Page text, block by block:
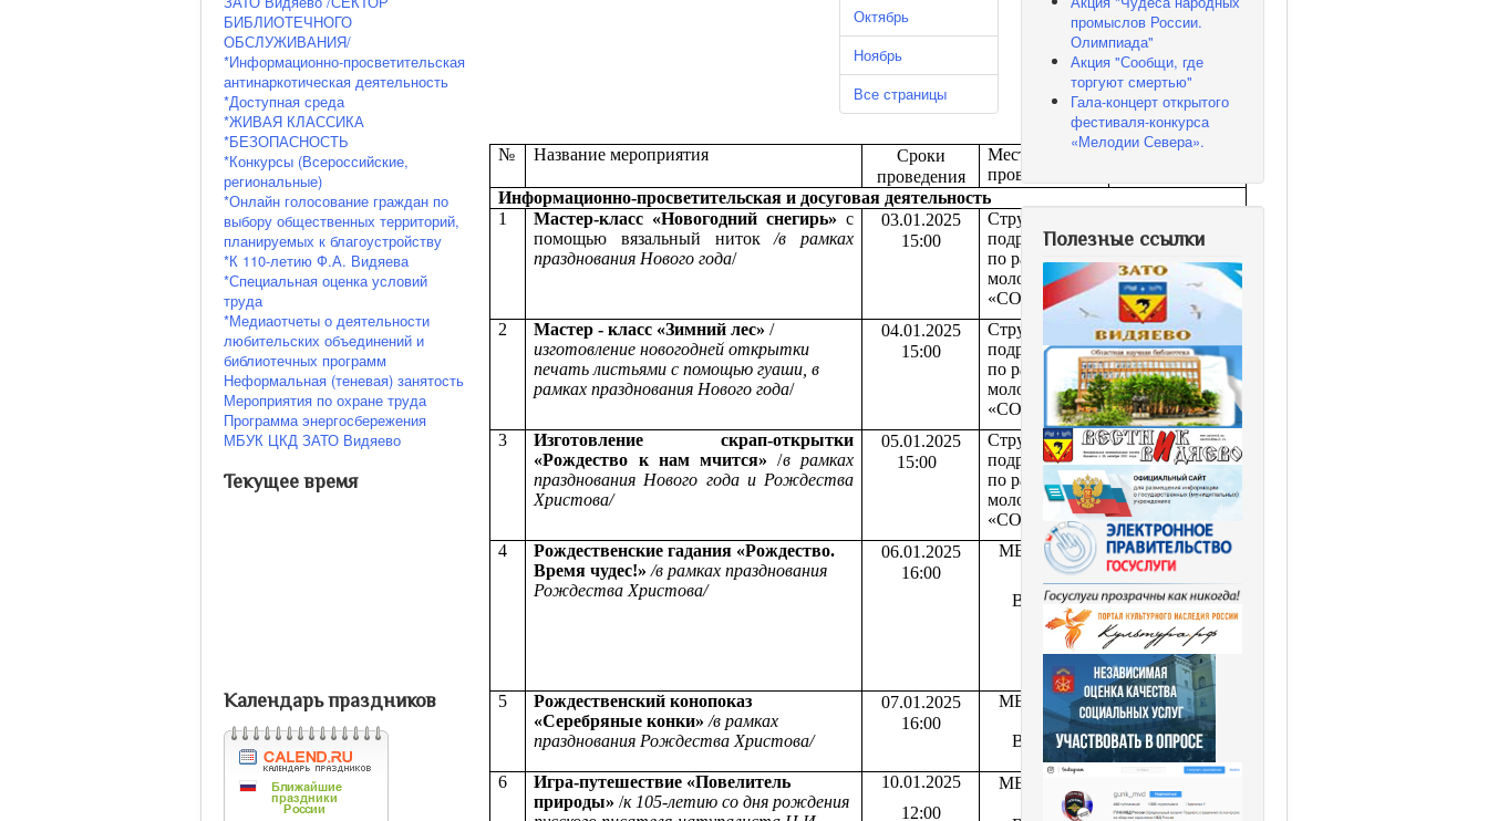
БИБЛИОТЕЧНОГО
ОБСЛУЖИВАНИЯ/
*Информационно-просветительская
антинаркотическая деятельность
*Доступная среда
*ЖИВАЯ КЛАССИКА
*БЕЗОПАСНОСТЬ
*Конкурсы (Всероссийские,
региональные)
*Онлайн голосование граждан по
выбору общественных территорий,
планируемых к благоустройству
*К 110-летию Ф.А. Видяева
*Специальная оценка условий
труда
*Медиаотчеты о деятельности
любительских объединений и
библиотечных программ
Неформальная (теневая) занятость
Мероприятия по охране труда
Программа энергосбережения
МБУК ЦКД ЗАТО Видяево
Текущее время
Календарь праздников
Октябрь
Ноябрь
Все страницы
№ Название мероприятия
Сроки
проведения
Место
проведения
Ответственный
Информационно-просветительская и досуговая деятельность
1
Мастер-класс «Новогодний снегирь» с
помощью вязальный ниток/в рамках
празднования Нового года/
03.01.2025
15:00
Структурное
подразделение
по работе с
молодежью
«СОПКИ»
специалист по
работе с
молодежью
Ильина Г.А.
2
Мастер - класс «Зимний лес» /
изготовление новогодней открытки
печать листьями с помощью гуаши, в
рамках празднования Нового года/
04.01.2025
15:00
Структурное
подразделение
по работе с
молодежью
«СОПКИ»
Ведущий
специалист по
работе с
молодежью
Ильина Г.А.
3
Изготовление скрап-открытки
«Рождество к нам мчится» /в рамках
празднования Нового года и Рождества
Христова/
05.01.2025
15:00
Структурное
подразделение
по работе с
молодежью
«СОПКИ»
Ведущий
специалист по
работе с
молодежью
Ильина Г.А.
4
Рождественские гадания «Рождество.
Время чудес!» /в рамках празднования
Рождества Христова/
06.01.2025
16:00
МБУК ЦКД
ЗАТО
Видяево
Библиотекарь
взрослого
абонемента
СБО
Колесникова
О.М.
5
Рождественский конопоказ
«Серебряные конки» /в рамках
празднования Рождества Христова/
07.01.2025
16:00
МБУК ЦКД
ЗАТО
Видяево
Методист
клубного
учреждения
Бузова М.С.
6
Игра-путешествие «Повелитель
природы» /к 105-летию со дня рождения
10.01.2025
12:00
МБУК ЦКД
ЗАТО
детского
промыслов России.
Олимпиада"
Акция "Сообщи, где
торгуют смертью"
Гала-концерт открытого
фестиваля-конкурса
«Мелодии Севера».
Полезные ссылки